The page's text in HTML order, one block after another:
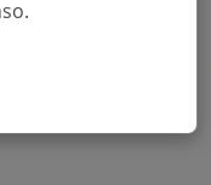
botti di